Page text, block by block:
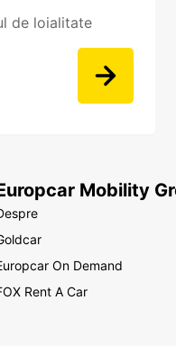
de loialitate
Mobility
On Demand
Rent A Car